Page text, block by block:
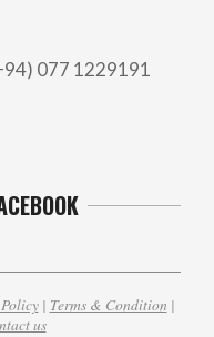
077 1229191
| Terms & Condition |
us